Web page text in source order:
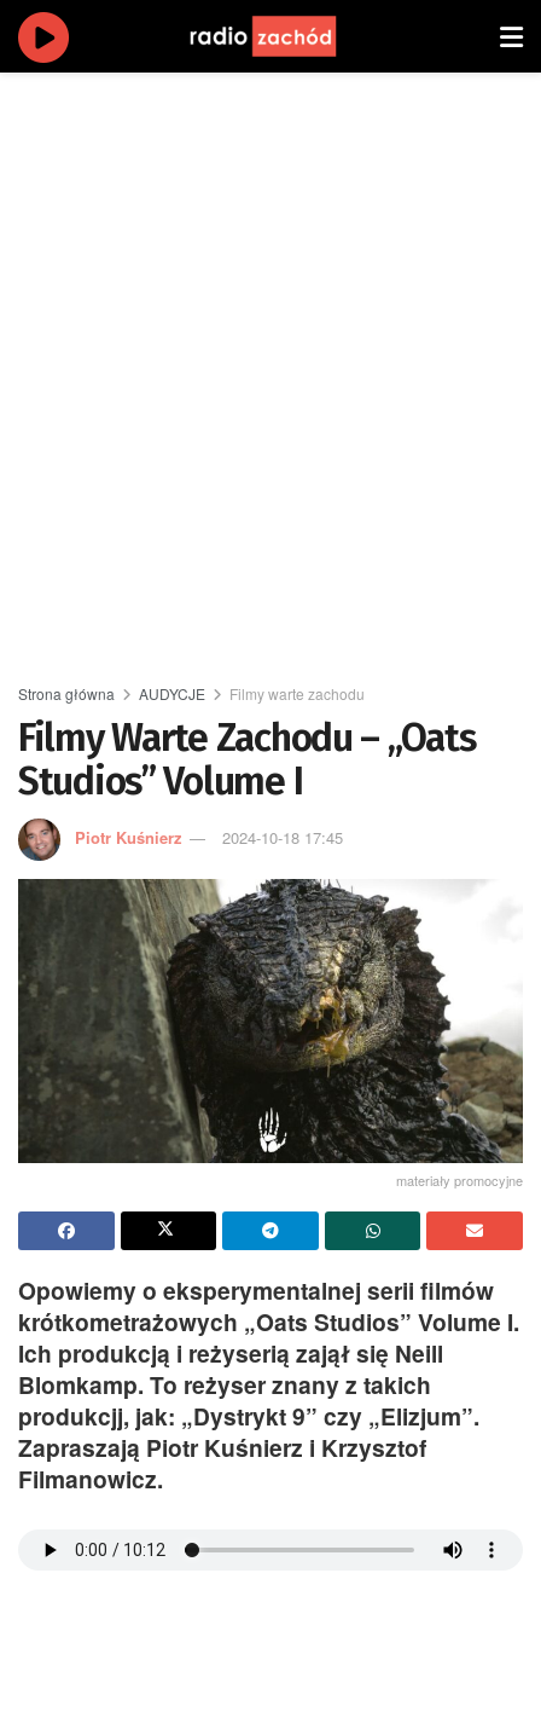
Strona główna AUDYCJE Filmy warte zachodu
Filmy Warte Zachodu – „Oats
Studios” Volume I
Piotr Kuśnierz 2024-10-18 17:45
materiały promocyjne
Opowiemy o eksperymentalnej serii filmów
krótkometrażowych „Oats Studios” Volume I.
Ich produkcją i reżyserią zajął się Neill
Blomkamp. To reżyser znany z takich
produkcjj, jak: „Dystrykt 9” czy „Elizjum”.
Zapraszają Piotr Kuśnierz i Krzysztof
Filmanowicz.